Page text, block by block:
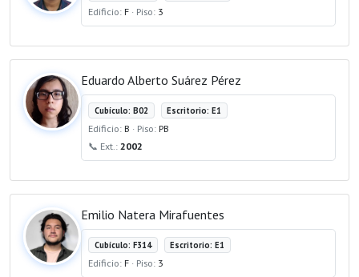
Edificio: F · Piso: 3
Eduardo Alberto Suárez Pérez
Cubículo: B02 Escritorio: E1
Edificio: B · Piso: PB
📞 Ext.: 2002
Emilio Natera Mirafuentes
Cubículo: F314 Escritorio: E1
Edificio: F · Piso: 3